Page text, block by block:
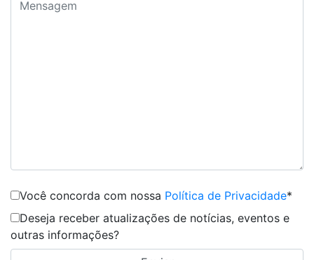
Você concorda com nossa Política de Privacidade*
Deseja receber atualizações de notícias, eventos e
outras informações?